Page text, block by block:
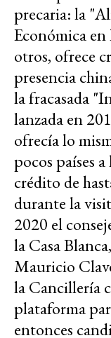
precaria: la
Económica
otros, ofrece
presencia
la fracasada
lanzada en
ofrecía lo
pocos países
crédito de
durante la
2020 el
la Casa
Mauricio
la Cancillería
plataforma
entonces